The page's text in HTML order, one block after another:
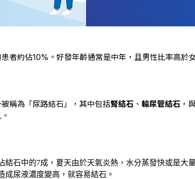
者約佔10%。好發年齡通常是中年，且男性比率高於
稱為「尿路結石」，其中包括腎結石 、輸尿管結石 ，
結石中的7成，夏天由於天氣炎熱，水分蒸發快或是大
成尿液濃度變高，就容易結石。